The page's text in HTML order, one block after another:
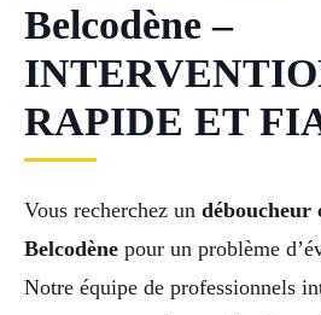
Belcodène –
RAPIDE ET
Vous recherchez un déboucheur
Belcodène pour un problème
Notre équipe de professionnels